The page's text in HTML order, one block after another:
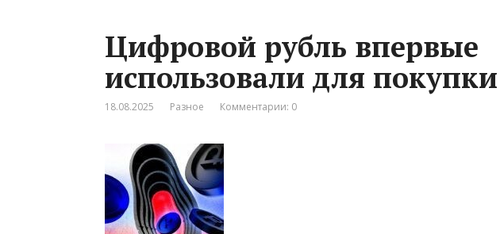
Цифровой рубль впервые
использовали для
18.08.2025 Разное Комментарии: 0